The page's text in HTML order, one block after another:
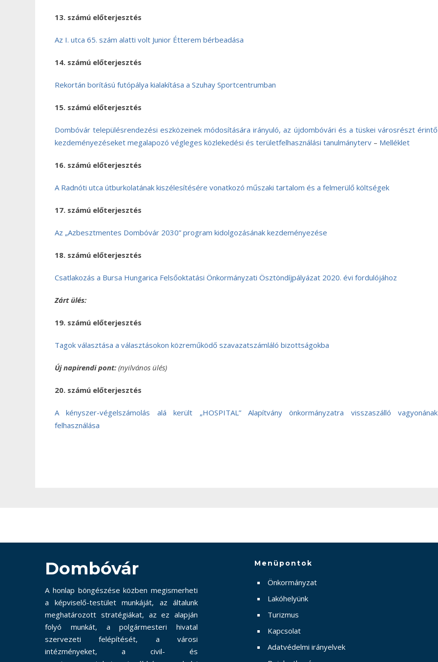
13. számú előterjesztés
Az I. utca 65. szám alatti volt Junior Étterem bérbeadása
14. számú előterjesztés
Rekortán borítású futópálya kialakítása a Szuhay Sportcentrumban
15. számú előterjesztés
Dombóvár településrendezési eszközeinek módosítására irányuló, az újdombóvári és a tüskei városrészt érintő
kezdeményezéseket megalapozó végleges közlekedési és területfelhasználási tanulmányterv – Melléklet
16. számú előterjesztés
A Radnóti utca útburkolatának kiszélesítésére vonatkozó műszaki tartalom és a felmerülő költségek
17. számú előterjesztés
Az „Azbesztmentes Dombóvár 2030” program kidolgozásának kezdeményezése
18. számú előterjesztés
Csatlakozás a Bursa Hungarica Felsőoktatási Önkormányzati Ösztöndíjpályázat 2020. évi fordulójához
Zárt ülés:
19. számú előterjesztés
Tagok választása a választásokon közreműködő szavazatszámláló bizottságokba
Új napirendi pont: (nyilvános ülés)
20. számú előterjesztés
A kényszer-végelszámolás alá került „HOSPITAL” Alapítvány önkormányzatra visszaszálló vagyonának
felhasználása
Dombóvár
A honlap böngészése közben megismerheti
a képviselő-testület munkáját, az általunk
meghatározott stratégiákat, az ez alapján
folyó munkát, a polgármesteri hivatal
szervezeti felépítését, a városi
intézményeket, a civil- és
Menüpontok
Önkormányzat
Lakóhelyünk
Turizmus
Kapcsolat
Adatvédelmi irányelvek